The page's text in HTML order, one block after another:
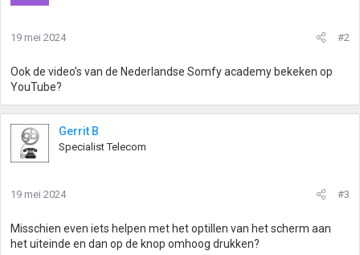
19 mei 2024 #2
Ook de video’s van de Nederlandse Somfy academy bekeken op
YouTube?
Gerrit B
Specialist Telecom
19 mei 2024 #3
Misschien even iets helpen met het optillen van het scherm aan
het uiteinde en dan op de knop omhoog drukken?